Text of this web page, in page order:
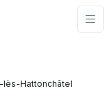
lès-Hattonchâtel